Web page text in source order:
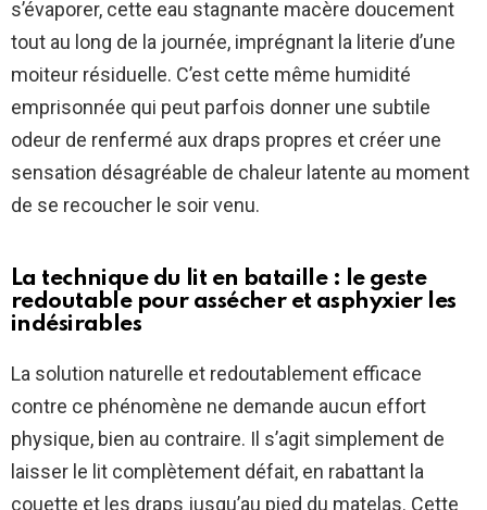
s’évaporer, cette eau stagnante macère doucement
tout au long de la journée, imprégnant la literie d’une
moiteur résiduelle. C’est cette même humidité
emprisonnée qui peut parfois donner une subtile
odeur de renfermé aux draps propres et créer une
sensation désagréable de chaleur latente au moment
de se recoucher le soir venu.
La technique du lit en bataille : le geste
redoutable pour assécher et asphyxier les
indésirables
La solution naturelle et redoutablement efficace
contre ce phénomène ne demande aucun effort
physique, bien au contraire. Il s’agit simplement de
laisser le lit complètement défait, en rabattant la
couette et les draps jusqu’au pied du matelas. Cette